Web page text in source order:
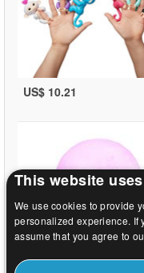
US$ 10.21
This website
We use cookies to provide
personalized experience. If
assume that you agree to